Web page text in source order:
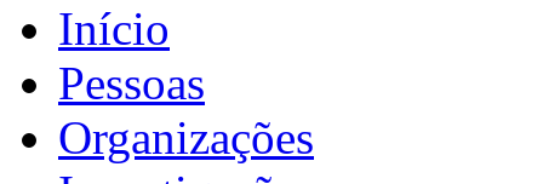
Início
Pessoas
Organizações